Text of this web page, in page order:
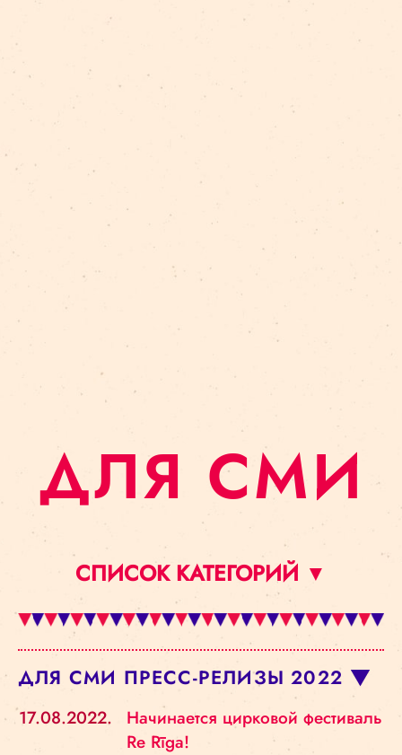
ДЛЯ СМИ
СПИСОК КАТЕГОРИЙ ▼
ДЛЯ СМИ ПРЕСС-РЕЛИЗЫ 2022
17.08.2022.
Начинается цирковой фестиваль
Re Rīga!